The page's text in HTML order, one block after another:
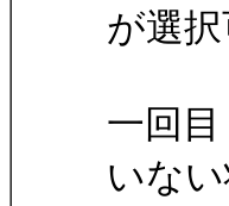
が選
一回
いない